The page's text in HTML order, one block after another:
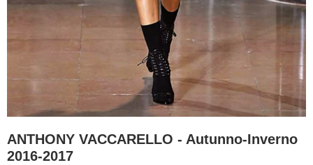
ANTHONY VACCARELLO - Autunno-Inverno
2016-2017